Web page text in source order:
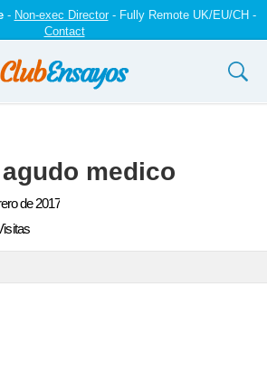
- Non-exec Director- Fully Remote UK/EU/CH -
Contact
medico
de 2017